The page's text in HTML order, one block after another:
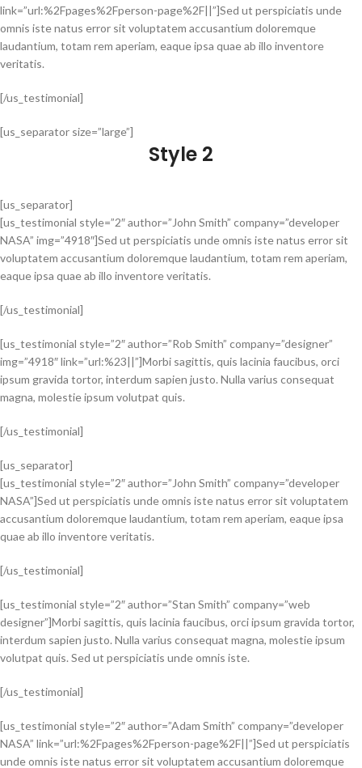
link=”url:%2Fpages%2Fperson-page%2F||”]Sed ut perspiciatis unde
omnis iste natus error sit voluptatem accusantium doloremque
laudantium, totam rem aperiam, eaque ipsa quae ab illo inventore
veritatis.
[/us_testimonial]
[us_separator size=”large”]
Style 2
[us_separator]
[us_testimonial style=”2″ author=”John Smith” company=”developer
NASA” img=”4918″]Sed ut perspiciatis unde omnis iste natus error sit
voluptatem accusantium doloremque laudantium, totam rem aperiam,
eaque ipsa quae ab illo inventore veritatis.
[/us_testimonial]
[us_testimonial style=”2″ author=”Rob Smith” company=”designer”
img=”4918″ link=”url:%23||”]Morbi sagittis, quis lacinia faucibus, orci
ipsum gravida tortor, interdum sapien justo. Nulla varius consequat
magna, molestie ipsum volutpat quis.
[/us_testimonial]
[us_separator]
[us_testimonial style=”2″ author=”John Smith” company=”developer
NASA”]Sed ut perspiciatis unde omnis iste natus error sit voluptatem
accusantium doloremque laudantium, totam rem aperiam, eaque ipsa
quae ab illo inventore veritatis.
[/us_testimonial]
[us_testimonial style=”2″ author=”Stan Smith” company=”web
designer”]Morbi sagittis, quis lacinia faucibus, orci ipsum gravida tortor,
interdum sapien justo. Nulla varius consequat magna, molestie ipsum
volutpat quis. Sed ut perspiciatis unde omnis iste.
[/us_testimonial]
[us_testimonial style=”2″ author=”Adam Smith” company=”developer
NASA” link=”url:%2Fpages%2Fperson-page%2F||”]Sed ut perspiciatis
unde omnis iste natus error sit voluptatem accusantium doloremque